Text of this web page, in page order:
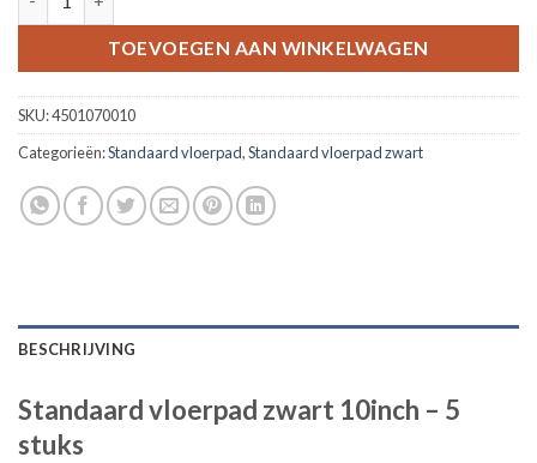
TOEVOEGEN AAN WINKELWAGEN
SKU:4501070010
Categorieën:Standaard vloerpad,Standaard vloerpad zwart
BESCHRIJVING
Standaard vloerpad zwart 10inch – 5
stuks